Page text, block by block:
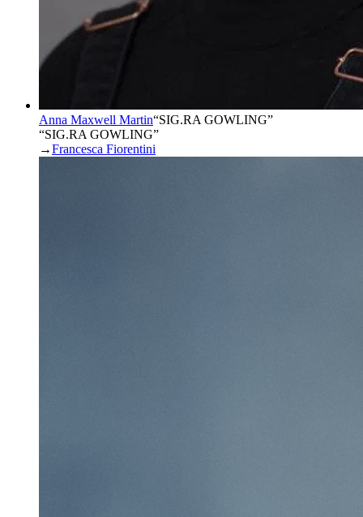
Anna Maxwell Martin“SIG.RA GOWLING”
“SIG.RA GOWLING”
→Francesca Fiorentini